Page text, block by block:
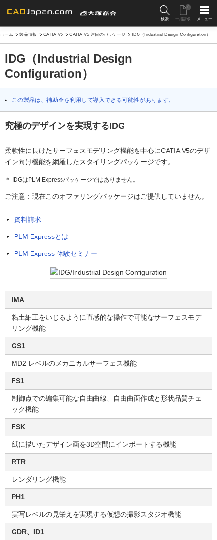
検索 一括請求
0
メニュー
ホーム 製品情報 CATIA V5 CATIA V5 注目のパッケージ IDG（Industrial Design Configuration）
IDG（Industrial Design
Configuration）
この製品は、補助金を利用して導入できる可能性があります。
究極のデザインを実現するIDG
柔軟性に長けたサーフェスモデリング機能を中心にCATIA V5のデザ
イン向け機能を網羅したスタイリングパッケージです。
＊ IDGはPLM Expressパッケージではありません。
ご注意：現在このオファリングパッケージはご提供していません。
資料請求
PLM Expressとは
PLM Express 体験セミナー
IMA
粘土細工をいじるように直感的な操作で可能なサーフェスモデ
リング機能
GS1
MD2 レベルのメカニカルサーフェス機能
FS1
制御点での編集可能な自由曲線、自由曲面作成と形状品質チェ
ック機能
FSK
紙に描いたデザイン画を3D空間にインポートする機能
RTR
レンダリング機能
PH1
実写レベルの見栄えを実現する仮想の撮影スタジオ機能
GDR、ID1